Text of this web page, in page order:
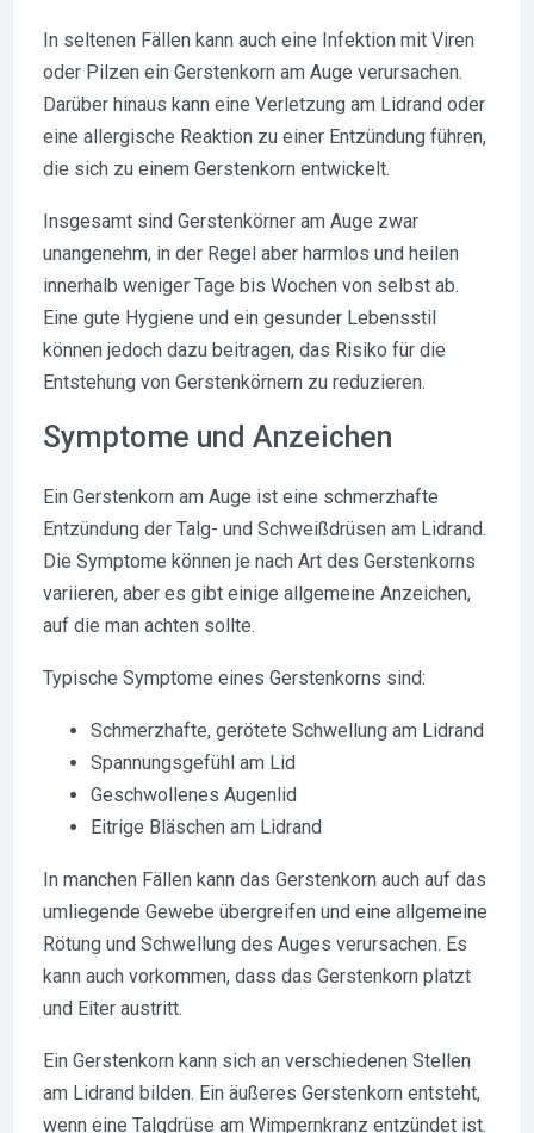
In seltenen Fällen kann auch eine Infektion mit Viren
oder Pilzen ein Gerstenkorn am Auge verursachen.
Darüber hinaus kann eine Verletzung am Lidrand oder
eine allergische Reaktion zu einer Entzündung führen,
die sich zu einem Gerstenkorn entwickelt.
Insgesamt sind Gerstenkörner am Auge zwar
unangenehm, in der Regel aber harmlos und heilen
innerhalb weniger Tage bis Wochen von selbst ab.
Eine gute Hygiene und ein gesunder Lebensstil
können jedoch dazu beitragen, das Risiko für die
Entstehung von Gerstenkörnern zu reduzieren.
Symptome und Anzeichen
Ein Gerstenkorn am Auge ist eine schmerzhafte
Entzündung der Talg- und Schweißdrüsen am Lidrand.
Die Symptome können je nach Art des Gerstenkorns
variieren, aber es gibt einige allgemeine Anzeichen,
auf die man achten sollte.
Typische Symptome eines Gerstenkorns sind:
Schmerzhafte, gerötete Schwellung am Lidrand
Spannungsgefühl am Lid
Geschwollenes Augenlid
Eitrige Bläschen am Lidrand
In manchen Fällen kann das Gerstenkorn auch auf das
umliegende Gewebe übergreifen und eine allgemeine
Rötung und Schwellung des Auges verursachen. Es
kann auch vorkommen, dass das Gerstenkorn platzt
und Eiter austritt.
Ein Gerstenkorn kann sich an verschiedenen Stellen
am Lidrand bilden. Ein äußeres Gerstenkorn entsteht,
wenn eine Talgdrüse am Wimpernkranz entzündet ist.